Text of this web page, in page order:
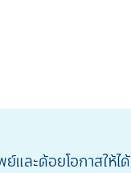
และด้อยโอกาสให้ได้